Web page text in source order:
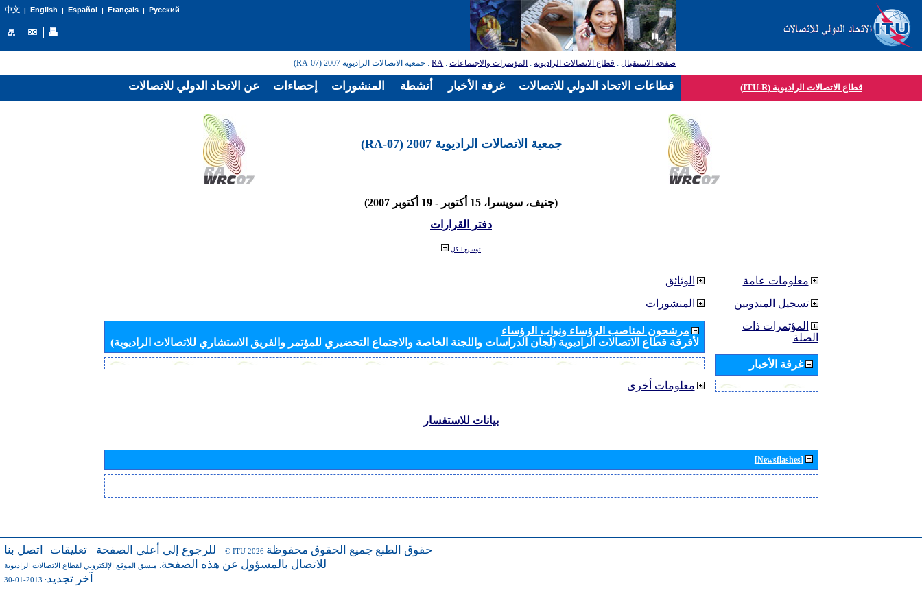
中文| English | Español | Français| Русский
صفحة الاستقبال: قطاع الاتصالات الراديوية: المؤتمرات والاجتماعات:
RA: جمعية الاتصالات الراديوية 2007 (RA-07)
قطاع الاتصالات الراديوية (ITU-R)
جمعية الاتصالات الراديوية 2007 (RA-07)
(جنيف، سويسرا، 15 أكتوبر - 19 أكتوبر 2007)
دفتر القرارات
توسيع الكل
الوثائق
المنشورات
مرشحون لمناصب الرؤساء ونواب الرؤساء
لأفرقة قطاع الاتصالات الراديوية (لجان الدراسات واللجنة الخاصة والاجتماع التحضيري للمؤتمر والفريق الاستشاري للاتصالات الراديوية)
معلومات أخرى
معلومات عامة
تسجيل المندوبين
المؤتمرات ذات
الصلة
غرفة الأخبار
بيانات للاستفسار
[Newsflashes]
للرجوع إلى أعلى الصفحة - تعليقات - اتصل بنا - © ITU 2026 حقوق الطبع جميع الحقوق محفوظة
للاتصال بالمسؤول عن هذه الصفحة: منسق الموقع الإلكتروني لقطاع الاتصالات الراديوية
آخر تجديد: 2013-01-30
عن الاتحاد الدولي للاتصالات إحصاءات المنشورات أنشطة غرفة الأخبار قطاعات الاتحاد الدولي للاتصالات